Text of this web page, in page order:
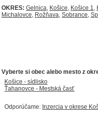
OKRES: Gelnica, Košice, Košice 1,
Michalovce, Rožňava, Sobrance,
Vyberte si obec alebo mesto z
Košice - sídlisko
Ťahanovce - Mestská časť
Odporúčame: Inzercia v okrese